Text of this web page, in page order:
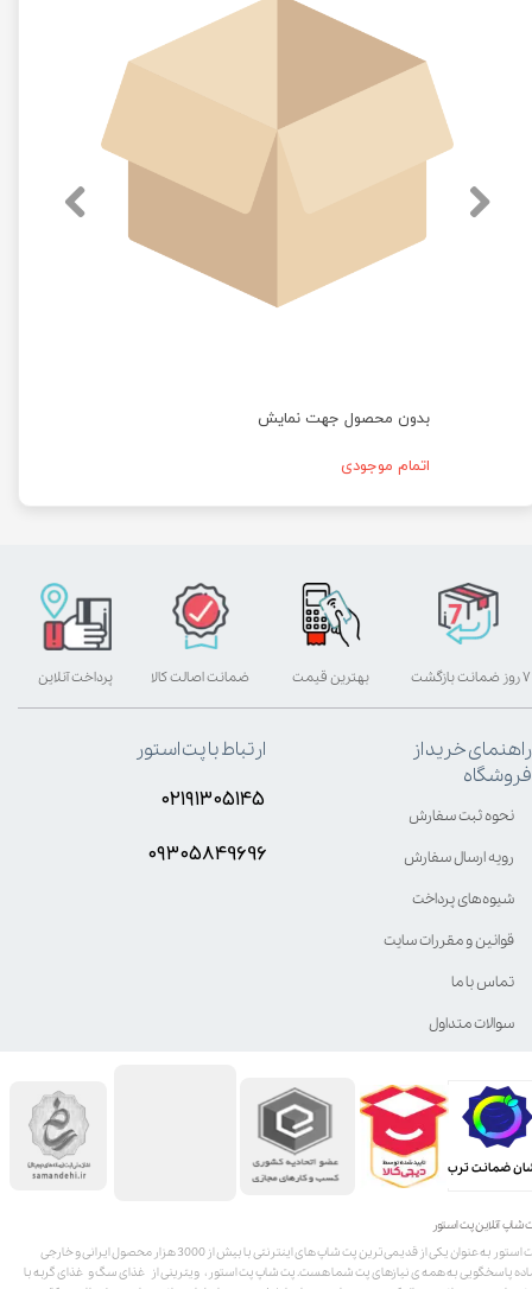
بدون محصول جهت نمایش
اتمام موجودی
شاپ آنلاین پت استور
پت استور به عنوان یکی از قدیمی‌ترین پت شاپ های اینترنتی با بیش از 3000 هزار محصول ایرانی و خارجی
پاسخگویی به همه ی نیازهای پت شما هست. پت شاپ پت استور، ویترینی از غذای سگ و غذای گربه با
ضمانت ترب
بهترین قیمت پرداخت آنلاین ۷ روز ضمانت بازگشت ضمانت اصالت کالا
راهنمای خرید از
فروشگاه
نحوه ثبت سفارش
رویه ارسال سفارش
شیوه‌های پرداخت
قوانین و مقررات سایت
تماس با ما
سوالات متداول
ارتباط با پت استور
۰۲۱۹۱۳۰۵۱۴۵
۰۹۳۰۵8۴9696